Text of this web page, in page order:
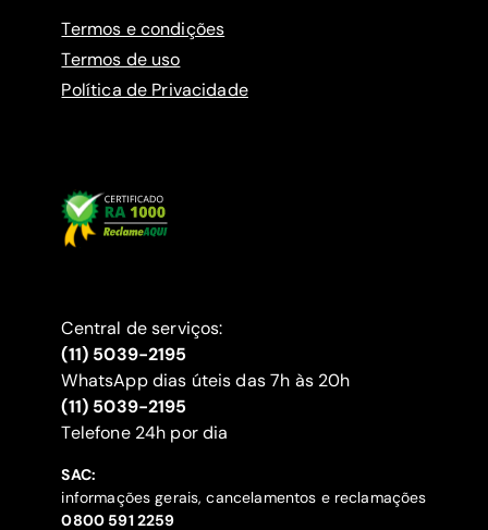
Termos e condições
Termos de uso
Política de Privacidade
Central de serviços:
(11) 5039-2195
WhatsApp dias úteis das 7h às 20h
(11) 5039-2195
‍Telefone 24h por dia
SAC:
informações gerais, cancelamentos e reclamações
‍0800 591 2259